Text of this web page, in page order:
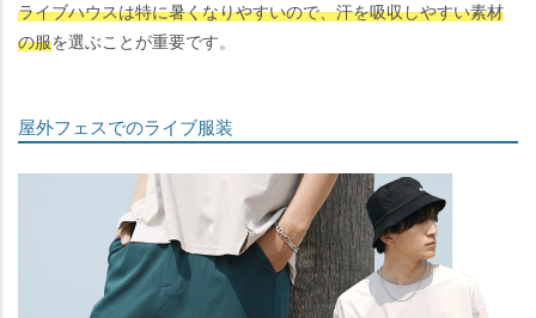
ライブハウスは特に暑くなりやすいので、汗を吸収しやすい素材
の服を選ぶことが重要です。
屋外フェスでのライブ服装